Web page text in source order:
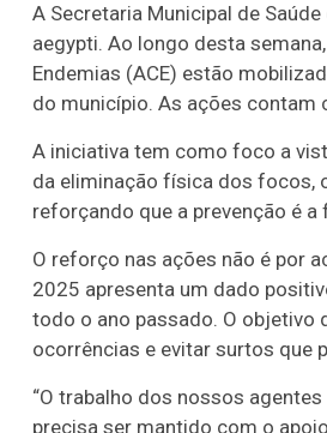
A Secretaria Municipal de
aegypti. Ao longo desta
Endemias (ACE) estão
do município. As ações contam
A iniciativa tem como foco a
da eliminação física dos focos,
reforçando que a prevenção é
O reforço nas ações não é por
2025 apresenta um dado
todo o ano passado. O objetivo
ocorrências e evitar surtos que
“O trabalho dos nossos
precisa ser mantido com o